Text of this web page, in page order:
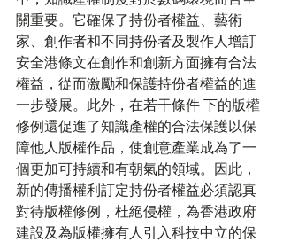
關重要。它確保了持份者權益、藝術
家、創作者和不同持份者及製作人增訂
安全港條文在創作和創新方面擁有合法
權益，從而激勵和保護持份者權益的進
一步發展。此外，在若干條件 下的版權
修例還促進了知識產權的合法保護以保
障他人版權作品，使創意產業成為了一
個更加可持續和有朝氣的領域。因此，
新的傳播權利訂定持份者權益必須認真
對待版權修例，杜絕侵權，為香港政府
建設及為版權擁有人引入科技中立的保